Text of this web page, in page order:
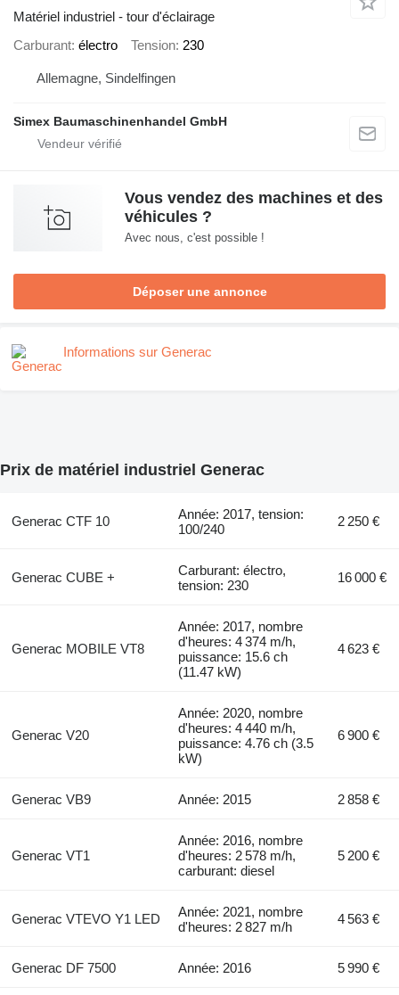
Matériel industriel - tour d'éclairage
Carburant électro Tension 230
Allemagne, Sindelfingen
Simex Baumaschinenhandel GmbH
Vous vendez des machines et des
véhicules ?
Avec nous, c'est possible !
Déposer une annonce
Informations sur Generac
Prix de matériel industriel Generac
Generac CTF 10
Année: 2017, tension:
100/240
2 250 €
Generac CUBE +
Carburant: électro,
tension: 230
16 000 €
Generac MOBILE VT8
Année: 2017, nombre
d'heures: 4 374 m/h,
puissance: 15.6 ch
(11.47 kW)
4 623 €
Generac V20
Année: 2020, nombre
d'heures: 4 440 m/h,
puissance: 4.76 ch (3.5
kW)
6 900 €
Generac VB9 Année: 2015 2 858 €
Generac VT1
Année: 2016, nombre
d'heures: 2 578 m/h,
carburant: diesel
5 200 €
Generac VTEVO Y1 LED
Année: 2021, nombre
d'heures: 2 827 m/h
4 563 €
Generac DF 7500 Année: 2016 5 990 €